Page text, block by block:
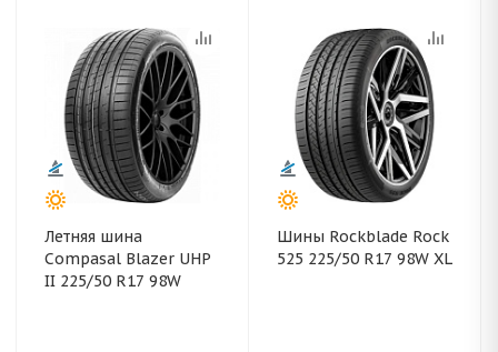
Летняя шина
Compasal Blazer UHP
II 225/50 R17 98W
Шины Rockblade Rock
525 225/50 R17 98W XL